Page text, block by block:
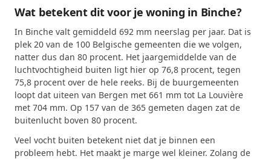
Wat betekent dit voor je woning in Binche?
In Binche valt gemiddeld 692 mm neerslag per jaar. Dat is
plek 20 van de 100 Belgische gemeenten die we volgen,
natter dus dan 80 procent. Het jaargemiddelde van de
luchtvochtigheid buiten ligt hier op 76,8 procent, tegen
75,8 procent over de hele reeks. Bij de buurgemeenten
loopt dat uiteen van Bergen met 661 mm tot La Louvière
met 704 mm. Op 157 van de 365 gemeten dagen zat de
buitenlucht boven 80 procent.
Veel vocht buiten betekent niet dat je binnen een
probleem hebt. Het maakt je marge wel kleiner. Zolang de